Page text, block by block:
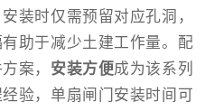
装时仅需预留对应孔洞，
助于减少土建工作量。配
案， 安装方便成为该系列
验，单扇闸门安装时间可